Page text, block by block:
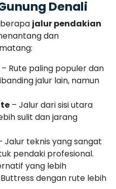
– Jalur dari sisi utara
sulit dan jarang
Jalur teknis yang sangat
yang lebih
dengan rute lebih
dalam
Denali
Everest, pendakian
berbahaya. Beberapa
pendaki adalah: